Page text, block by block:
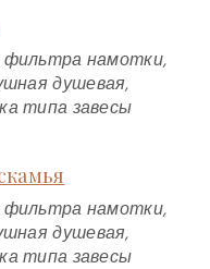
фильтра намотки,
душевая,
типа завесы
фильтра намотки,
душевая,
типа завесы